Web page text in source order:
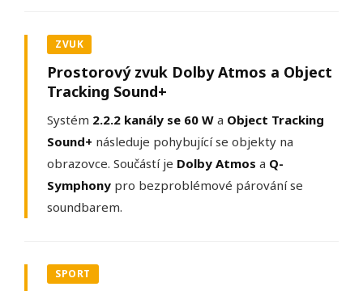
ZVUK
Prostorový zvuk Dolby Atmos a Object
Tracking Sound+
Systém 2.2.2 kanály se 60 W a Object Tracking
Sound+ následuje pohybující se objekty na
obrazovce. Součástí je Dolby Atmos a Q-
Symphony pro bezproblémové párování se
soundbarem.
SPORT